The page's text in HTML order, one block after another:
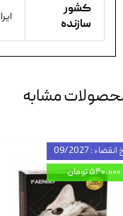
کشور
سازنده
مشابه
: 09/2027
۵۴۰,۰۰۰ تومان